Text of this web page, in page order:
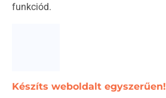
funkciód.
Készíts weboldalt egyszerűen!